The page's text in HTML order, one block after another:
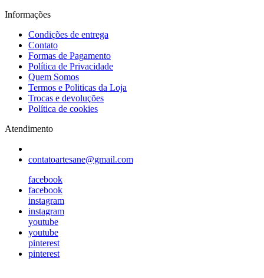
Informações
Condições de entrega
Contato
Formas de Pagamento
Política de Privacidade
Quem Somos
Termos e Politicas da Loja
Trocas e devoluções
Política de cookies
Atendimento
contatoartesane@gmail.com
facebook
facebook
instagram
instagram
youtube
youtube
pinterest
pinterest